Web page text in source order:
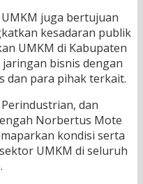
juga bertujuan
kesadaran publik
UMKM di Kabupaten
bisnis dengan
dan para pihak terkait.
dan
Norbertus Mote
kondisi serta
UMKM di seluruh